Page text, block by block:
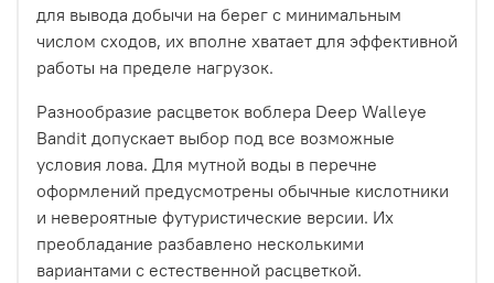
для вывода добычи на берег с минимальным
числом сходов, их вполне хватает для эффективной
работы на пределе нагрузок.
Разнообразие расцветок воблера Deep Walleye
Bandit допускает выбор под все возможные
условия лова. Для мутной воды в перечне
оформлений предусмотрены обычные кислотники
и невероятные футуристические версии. Их
преобладание разбавлено несколькими
вариантами с естественной расцветкой.